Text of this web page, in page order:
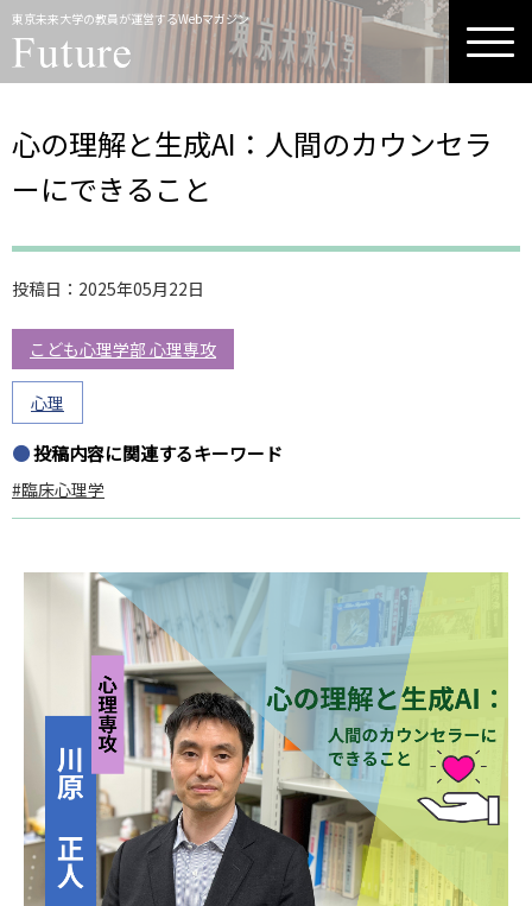
東京未来大学の教員が運営するWebマガジン
心の理解と生成AI：人間のカウンセラ
ーにできること
投稿日：2025年05月22日
こども心理学部 心理専攻
心理
●投稿内容に関連するキーワード
臨床心理学